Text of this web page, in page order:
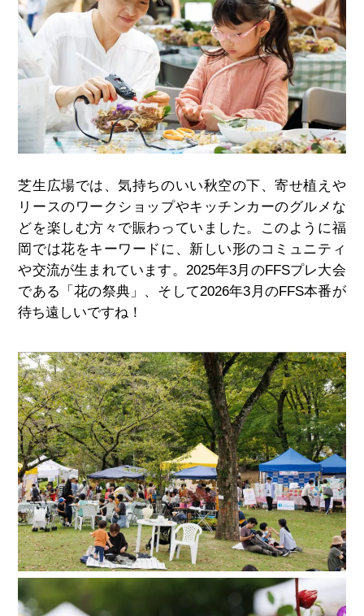
芝生広場では、気持ちのいい秋空の下、寄せ植えや
リースのワークショップやキッチンカーのグルメな
どを楽しむ方々で賑わっていました。このように福
岡では花をキーワードに、新しい形のコミュニティ
や交流が生まれています。 2025年3月のFFSプレ大会
である「花の祭典」、そして2026年3 月のFFS本番が
待ち遠しいですね！